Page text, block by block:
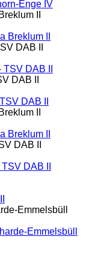
II
DAB II
DAB II
II
DAB II
Emmelsbüll